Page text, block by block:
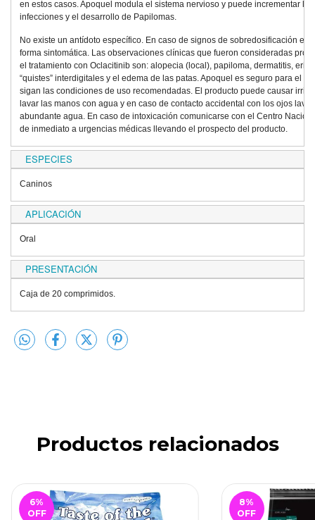
en estos casos. Apoquel modula el sistema nervioso y puede incrementar la
infecciones y el desarrollo de Papilomas.
No existe un antídoto específico. En caso de signos de sobredosificación en
forma sintomática. Las observaciones clínicas que fueron consideradas
el tratamiento con Oclacitinib son: alopecia (local), papiloma, dermatitis,
“quistes” interdigitales y el edema de las patas. Apoquel es seguro para el
sigan las condiciones de uso recomendadas. El producto puede causar
lavar las manos con agua y en caso de contacto accidental con los ojos
abundante agua. En caso de intoxicación comunicarse con el Centro
de inmediato a urgencias médicas llevando el prospecto del producto.
ESPECIES
Caninos
APLICACIÓN
Oral
PRESENTACIÓN
Caja de 20 comprimidos.
Productos relacionados
6%
OFF
8%
OFF